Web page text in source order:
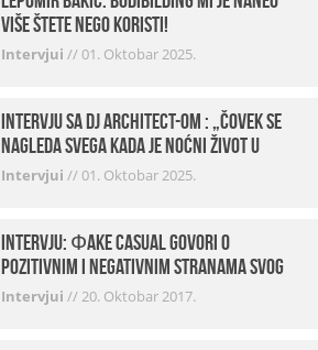
više štete nego koristi!
Intervjui //01. Oktobar 2025.
Intervju sa DJ Architect-om : „Čovek se
nagleda svega kada je noćni život u
pitanju. U klubovima najmanje vidim
Intervjui //01. Oktobar 2025.
INTERVJU: Фake Casual govori o
pozitivnim i negativnim stranama svog
posla, počecima, omiljenim mestima …
Intervjui //20. Oktobar 2017.